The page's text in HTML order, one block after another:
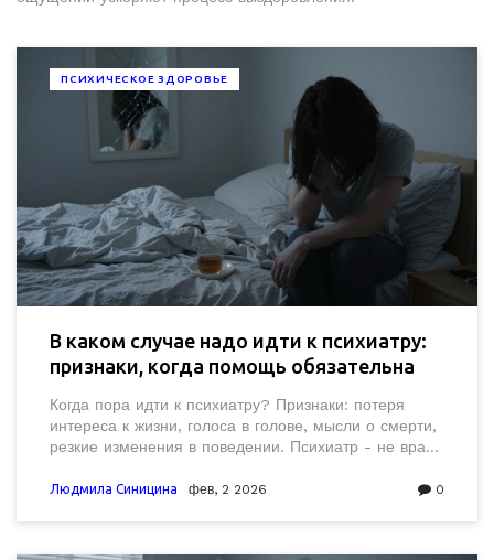
ПСИХИЧЕСКОЕ ЗДОРОВЬЕ
В каком случае надо идти к психиатру:
признаки, когда помощь обязательна
Когда пора идти к психиатру? Признаки: потеря
интереса к жизни, голоса в голове, мысли о смерти,
резкие изменения в поведении. Психиатр - не врач
помогает восстановить баланс в мозге.
Людмила Синицина фев, 2 2026 0